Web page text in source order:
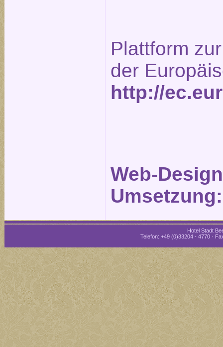
Plattform
der
http://
Web-
Hotel Stadt
Telefon: +49 (0)33204 - 4770 ·